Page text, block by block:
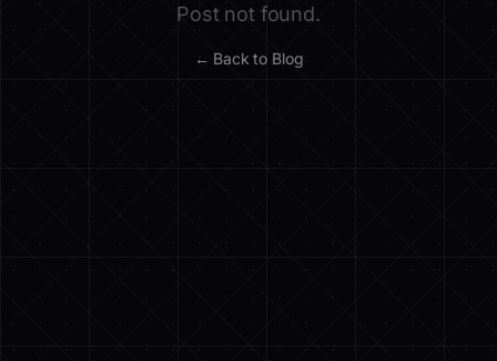
Post not found.
← Back to Blog